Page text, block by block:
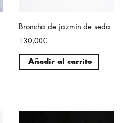
Broncha de jazmín de seda
130,00€
Añadir al carrito